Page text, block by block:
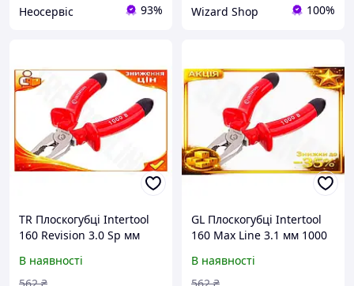
Неосервіс 93% Wizard Shop 100%
TR Плоскогубці Intertool
160 Revision 3.0 Sp мм
для обтискання проводів
та від SpeR-4N
В наявності
GL Плоскогубці Intertool
160 Max Line 3.1 мм 1000
обтискання проводів та
відкуш LO31\PR
В наявності